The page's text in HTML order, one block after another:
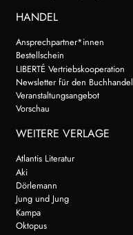
HANDEL
Ansprechpartner*innen
Bestellschein
LIBERTÉ Vertriebskooperation
Newsletter für den Buchhandel
Veranstaltungsangebot
Vorschau
WEITERE VERLAGE
Atlantis Literatur
Aki
Dörlemann
Jung und Jung
Kampa
Oktopus